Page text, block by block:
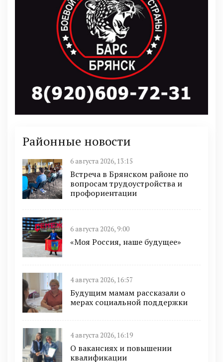
Районные новости
6 августа 2026, 13:15
Встреча в Брянском районе по
вопросам трудоустройства и
профориентации
6 августа 2026, 9:00
«Моя Россия, наше будущее»
4 августа 2026, 16:57
Будущим мамам рассказали о
мерах социальной поддержки
4 августа 2026, 16:19
О вакансиях и повышении
квалификации